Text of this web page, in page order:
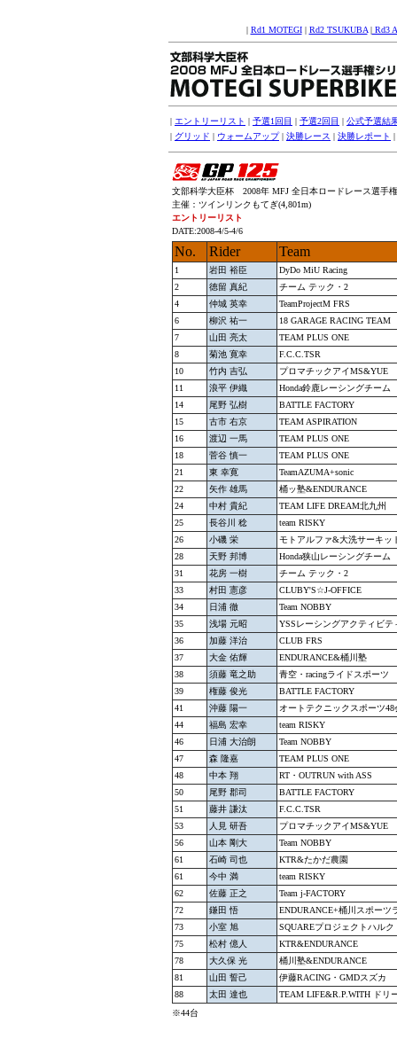
| Rd1 MOTEGI| Rd2 TSUKUBA|Rd3
| エントリーリスト | 予選1回目 | 予選2回目 | 公式予選結
| グリッド | ウォームアップ| 決勝レース | 決勝レポート |
文部科学大臣杯 2008年 MFJ 全日本ロードレース選手
主催：ツインリンクもてぎ(4,801m)
エントリーリスト
DATE:2008-4/5-4/6
No. Rider Team
1 岩田 裕臣
DyDo MiU Racing
2
徳留 真紀
チーム テック・2
4
仲城 英幸
TeamProjectM FRS
6
柳沢 祐一
18 GARAGE RACING TEAM
7
山田 亮太
TEAM PLUS ONE
8
菊池 寛幸
F.C.C.TSR
10
竹内 吉弘
プロマチックアイMS&YUE
11
浪平 伊織
Honda鈴鹿レーシングチーム
14
尾野 弘樹
BATTLE FACTORY
15
古市 右京
TEAM ASPIRATION
16
渡辺 一馬
TEAM PLUS ONE
18
菅谷 慎一
TEAM PLUS ONE
21
東 幸寛
TeamAZUMA+sonic
22
矢作 雄馬
桶ッ塾&ENDURANCE
24
中村 貴紀
TEAM LIFE DREAM北九州
25
長谷川 稔
team RISKY
26
小磯 栄
モトアルファ&大洗サーキッ
28
天野 邦博
Honda狭山レーシングチーム
31
花房 一樹
チーム テック・2
33
村田 憲彦
CLUBY'S☆J-OFFICE
34
日浦 徹
Team NOBBY
35
浅場 元昭
YSSレーシングアクティビテ
36
加藤 洋治
CLUB FRS
37
大金 佑輝
ENDURANCE&桶川塾
38
須藤 竜之助
青空・racingライドスポーツ
39
権藤 俊光
BATTLE FACTORY
41
沖藤 陽一
オートテクニックスポーツ48
44
福島 宏幸
team RISKY
46
日浦 大治朗
Team NOBBY
47
森 隆嘉
TEAM PLUS ONE
48
中本 翔
RT・OUTRUN with ASS
50
尾野 郡司
BATTLE FACTORY
51
藤井 謙汰
F.C.C.TSR
53
人見 研吾
プロマチックアイMS&YUE
56
山本 剛大
Team NOBBY
61
石崎 司也
KTR&たかだ農園
61
今中 満
team RISKY
62
佐藤 正之
Team j-FACTORY
72
鎌田 悟
ENDURANCE+桶川スポーツ
73
小室 旭
SQUAREプロジェクトハルク
75
松村 億人
KTR&ENDURANCE
78
大久保 光
桶川塾&ENDURANCE
81
山田 誓己
伊藤RACING・GMDスズカ
88
太田 達也
TEAM LIFE&R.P.WITH ドリ
※44台